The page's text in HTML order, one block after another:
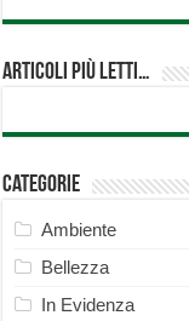
Articoli più Letti…
Categorie
Ambiente
Bellezza
In Evidenza